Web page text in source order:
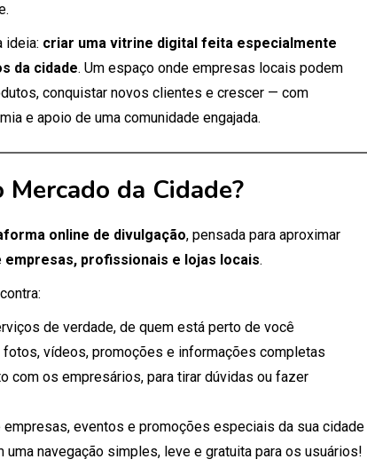
ideia: criar uma vitrine digital feita especialmente
da cidade. Um espaço onde empresas locais podem
conquistar novos clientes e crescer — com
e apoio de uma comunidade engajada.
Mercado da Cidade?
online de divulgação, pensada para aproximar
empresas, profissionais e lojas locais.
de verdade, de quem está perto de você
fotos, vídeos, promoções e informações completas
com os empresários, para tirar dúvidas ou fazer
empresas, eventos e promoções especiais da sua cidade
uma navegação simples, leve e gratuita para os usuários!